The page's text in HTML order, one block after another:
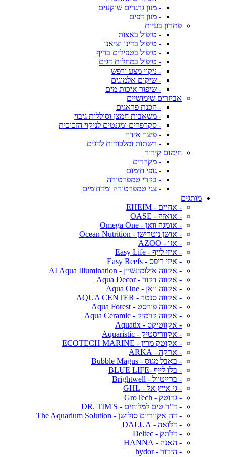
- מזון גרגרים שוקעים
- מזון דפים
פתרון בעיות
- טיפול באצות
- טיפול בדינו וציאנו
- טיפול בטפילים בריף
- טיפול במחלות דגים
- ניקוי מצע ורפש
- שיקום אלמוגים
- שיפור איכות מים
אביזרים שימושיים
- הכנת פראגים
- משאבות חמצן וסוללות גיבוי
- סקרפרים ומגנטים לניקוי הזכוכית
- פיצוי אידוי
- רשתות ומלכודות לדגים
חימום קירור
- מקררים
- גופי חימום
- בקרי טמפרטורה
- צגי טמפרטורה ומדחומים
מותגים
- אהיים - EHEIM
- אואזה - OASE
- אומגה וואן - Omega One
- אושן נוטרישן - Ocean Nutrition
- אזו - AZOO
- איזי לייף - Easy Life
- איזי ריפס - Easy Reefs
- אקווה אילומינשיין - AI Aqua Illumination
- אקווה דקור - Aqua Decor
- אקווה וואן - Aqua One
- אקווה סנטר - AQUA CENTER
- אקווה פורסט - Aqua Forest
- אקווה קרמיק - Aqua Ceramic
- אקווטיקס - Aquatix
- אקווריסטיק - Aquaristic
- אקוטק מרין - ECOTECH MARINE
- ארקה - ARKA
- באבל מגוס - Bubble Magus
- בלו לייף -BLUE LIFE
- ברייטוול - Brightwell
- גי אייץ אל - GHL
- גרוטק - GroTech
- ד"ר טים למלוחים - DR. TIM'S
- דה אקווריום סולושן - The Aquarium Solution
- דלואה - DALUA
- דלתק - Deltec
- האנה - HANNA
- הידור - hydor